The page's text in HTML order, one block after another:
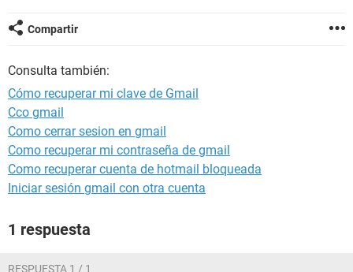
Compartir
Consulta también:
Cómo recuperar mi clave de Gmail
Cco gmail
Como cerrar sesion en gmail
Como recuperar mi contraseña de gmail
Como recuperar cuenta de hotmail bloqueada
Iniciar sesión gmail con otra cuenta
1 respuesta
RESPUESTA 1 / 1